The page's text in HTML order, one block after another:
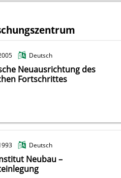
Deutsch
Neuausrichtung des
Fortschrittes
Deutsch
Neubau –